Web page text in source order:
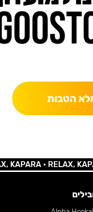
הטבות
•RELAX, KAPARA